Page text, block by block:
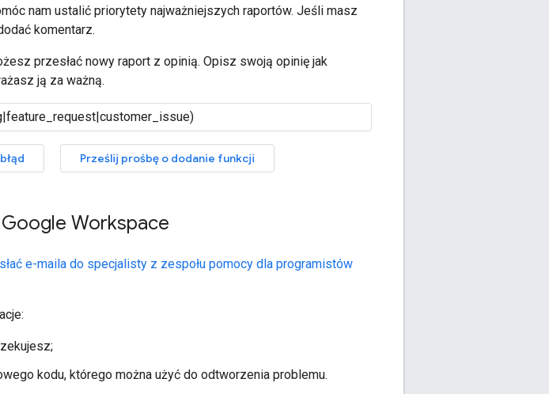
nam ustalić priorytety najważniejszych raportów. Jeśli masz
komentarz.
przesłać nowy raport z opinią. Opisz swoją opinię jak
ją za ważną.
Prześlij prośbę o dodanie funkcji
Workspace
e-maila do specjalisty z zespołu pomocy dla programistów
kodu, którego można użyć do odtworzenia problemu.